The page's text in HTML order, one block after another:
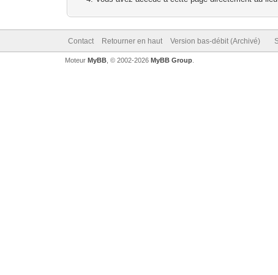
Contact Retourner en haut Version bas-débit (Archivé)
Moteur MyBB, © 2002-2026 MyBB Group.